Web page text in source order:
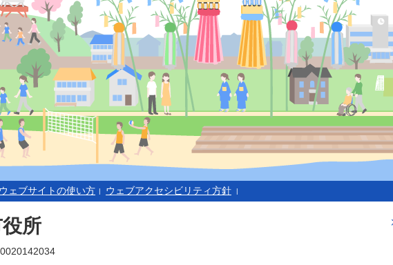
ェブサイトの使い方 ウェブアクセシビリティ方針
所